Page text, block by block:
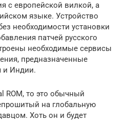
с европейской вилкой, а
языке. Устройство
необходимости установки
патчей русского
необходимые сервисы
предназначенные
и Индии.
ROM, то это обычный
на глобальную
Хоть он и будет